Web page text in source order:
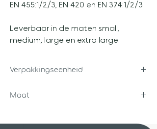
EN 455:1/2/3, EN 420 en EN 374:1/2/3
Leverbaar in de maten small,
medium, large en extra large.
Verpakkingseenheid
Maat